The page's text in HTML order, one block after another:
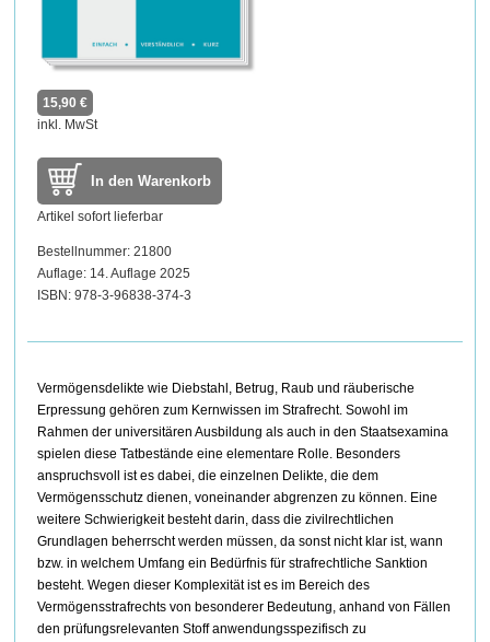
15,90 €
inkl. MwSt
In den Warenkorb
Artikel sofort lieferbar
Bestellnummer: 21800
Auflage: 14. Auflage 2025
ISBN: 978-3-96838-374-3
Vermögensdelikte wie Diebstahl, Betrug, Raub und räuberische
Erpressung gehören zum Kernwissen im Strafrecht. Sowohl im
Rahmen der universitären Ausbildung als auch in den Staatsexamina
spielen diese Tatbestände eine elementare Rolle. Besonders
anspruchsvoll ist es dabei, die einzelnen Delikte, die dem
Vermögensschutz dienen, voneinander abgrenzen zu können. Eine
weitere Schwierigkeit besteht darin, dass die zivilrechtlichen
Grundlagen beherrscht werden müssen, da sonst nicht klar ist, wann
bzw. in welchem Umfang ein Bedürfnis für strafrechtliche Sanktion
besteht. Wegen dieser Komplexität ist es im Bereich des
Vermögensstrafrechts von besonderer Bedeutung, anhand von Fällen
den prüfungsrelevanten Stoff anwendungsspezifisch zu